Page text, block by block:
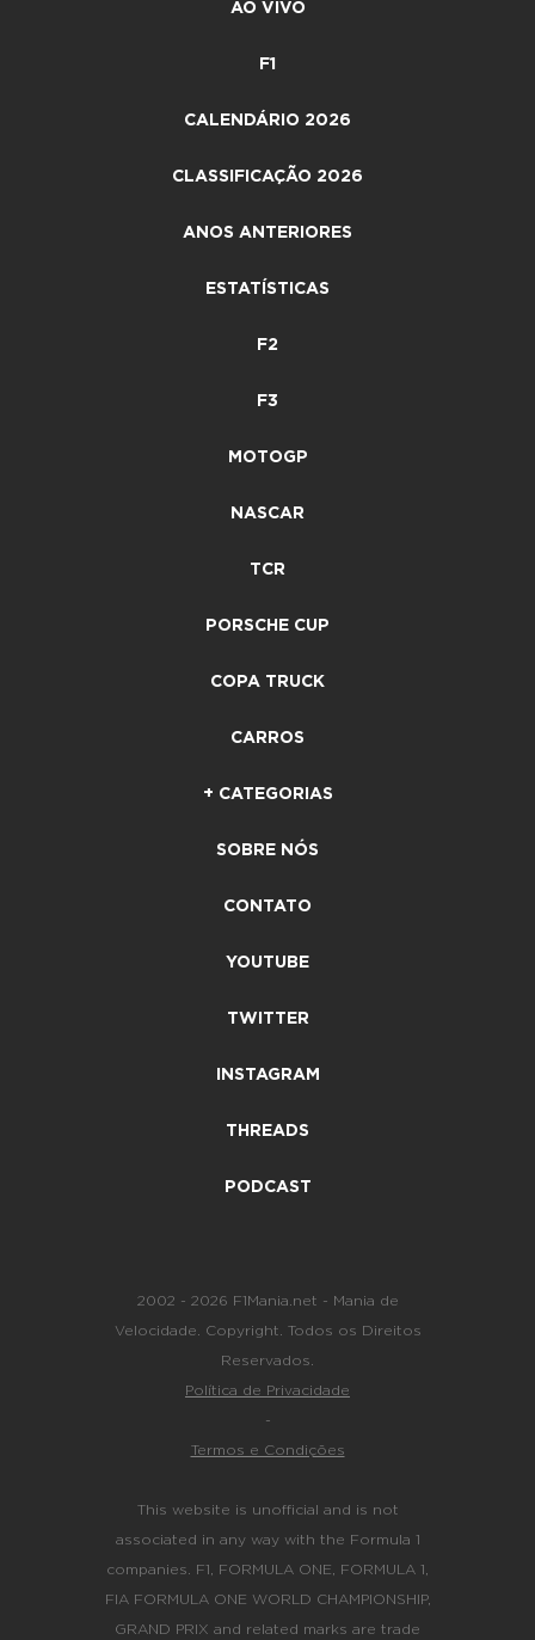
AO VIVO
F1
CALENDÁRIO 2026
CLASSIFICAÇÃO 2026
ANOS ANTERIORES
ESTATÍSTICAS
F2
F3
MOTOGP
NASCAR
TCR
PORSCHE CUP
COPA TRUCK
CARROS
+ CATEGORIAS
SOBRE NÓS
CONTATO
YOUTUBE
TWITTER
INSTAGRAM
THREADS
PODCAST
2002 - 2026 F1Mania.net - Mania de
Velocidade. Copyright. Todos os Direitos
Reservados.
Política de Privacidade
-
Termos e Condições
This website is unofficial and is not
associated in any way with the Formula 1
companies. F1, FORMULA ONE, FORMULA 1,
FIA FORMULA ONE WORLD CHAMPIONSHIP,
GRAND PRIX and related marks are trade